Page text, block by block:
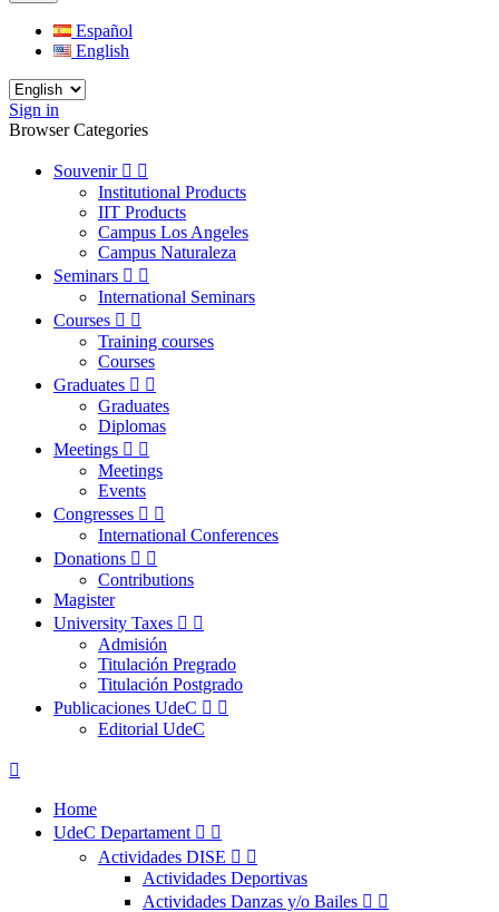
Español
English
Sign in
Browser Categories
Souvenir  
Institutional Products
IIT Products
Campus Los Angeles
Campus Naturaleza
Seminars  
International Seminars
Courses  
Training courses
Courses
Graduates  
Graduates
Diplomas
Meetings  
Meetings
Events
Congresses  
International Conferences
Donations  
Contributions
Magister
University Taxes  
Admisión
Titulación Pregrado
Titulación Postgrado
Publicaciones UdeC  
Editorial UdeC

Home
UdeC Departament  
Actividades DISE  
Actividades Deportivas
Actividades Danzas y/o Bailes  